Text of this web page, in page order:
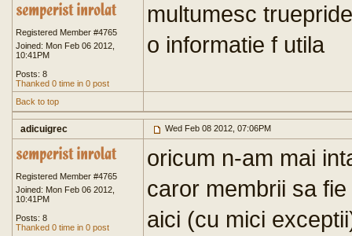
Registered Member #4765
Joined: Mon Feb 06 2012,
10:41PM
Posts: 8
Thanked 0 time in 0 post
multumesc
o informatie f utila
Back to top
adicuigrec Wed Feb 08 2012, 07:06PM
Registered Member #4765
Joined: Mon Feb 06 2012,
10:41PM
Posts: 8
Thanked 0 time in 0 post
oricum n-am mai
caror membrii sa
aici (cu mici